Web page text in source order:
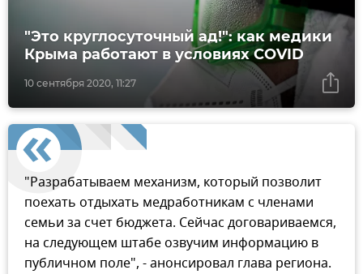
10 сентября 2020, 11:27
"Это круглосуточный ад!": как медики
Крыма работают в условиях COVID
"Разрабатываем механизм, который позволит
поехать отдыхать медработникам с членами
семьи за счет бюджета. Сейчас договариваемся,
на следующем штабе озвучим информацию в
публичном поле", - анонсировал глава региона.